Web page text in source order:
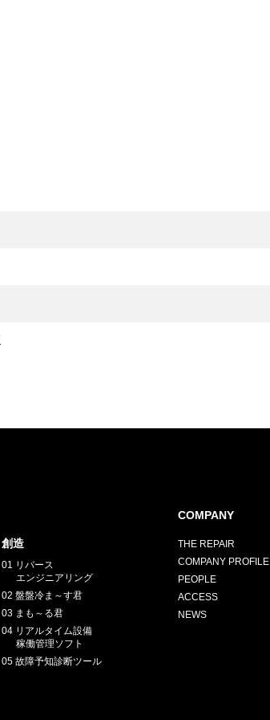
創造
01 リバース
エンジニアリング
02 盤盤冷ま～す君
03 まも～る君
04 リアルタイム設備
稼働管理ソフト
05 故障予知診断ツール
COMPANY
THE REPAIR
COMPANY PROFILE
PEOPLE
ACCESS
NEWS